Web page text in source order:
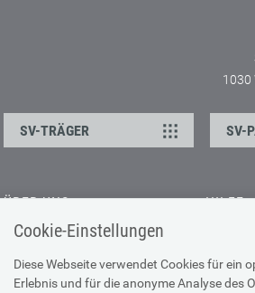
Cookie-Einstellungen
Diese Webseite verwendet Cookies für ein
Erlebnis und für die anonyme Analyse des
1030
SV-TRÄGER SV-
ÜBER UNS
Kontakt
Offene Stellen
Presse
HILFE
Hilfe